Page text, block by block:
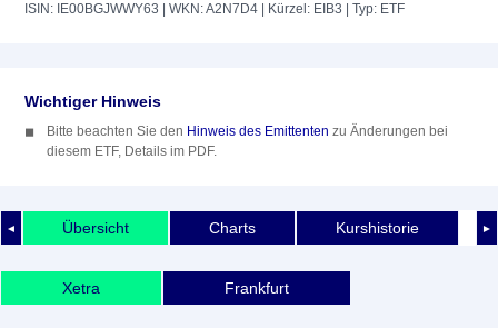
ISIN: IE00BGJWWY63 | WKN: A2N7D4 | Kürzel: EIB3 | Typ: ETF
Wichtiger Hinweis
Bitte beachten Sie den Hinweis des Emittenten zu Änderungen bei
diesem ETF, Details im PDF.
◄ ►
Übersicht Charts Kurshistorie
Xetra Frankfurt